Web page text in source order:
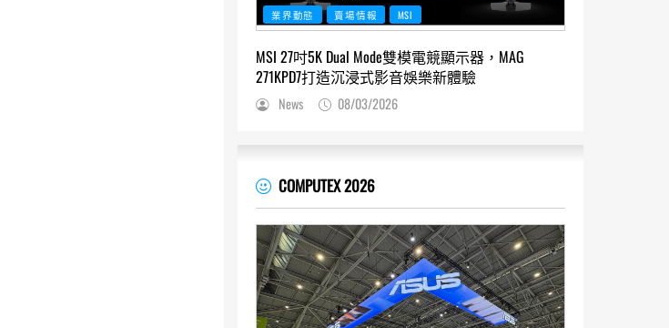
業界動態 賣場情報 MSI
MSI 27吋5K Dual Mode雙模電競顯示器，MAG
271KPD7打造沉浸式影音娛樂新體驗
News 08/03/2026
COMPUTEX 2026